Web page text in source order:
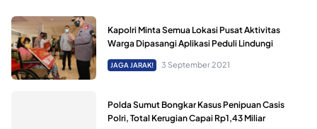
Kapolri Minta Semua Lokasi Pusat Aktivitas
Warga Dipasangi Aplikasi Peduli Lindungi
JAGA JARAK! 3 September 2021
Polda Sumut Bongkar Kasus Penipuan Casis
Polri, Total Kerugian Capai Rp1,43 Miliar